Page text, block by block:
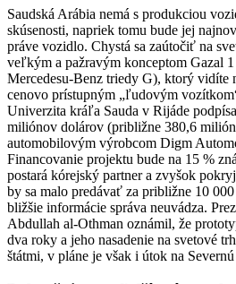
Saudská Arábia nemá s produkciou
skúsenosti, napriek tomu bude jej
práve vozidlo. Chystá sa zaútočiť na
veľkým a pažravým konceptom Gazal
Mercedesu-Benz triedy G), ktorý vidíte
cenovo prístupným „ľudovým
Univerzita kráľa Sauda v Rijáde
miliónov dolárov (približne 380,6
automobilovým výrobcom Digm
Financovanie projektu bude na 15 %
postará kórejský partner a zvyšok
by sa malo predávať za približne 10
bližšie informácie správa neuvádza.
Abdullah al-Othman oznámil, že
dva roky a jeho nasadenie na svetové
štátmi, v pláne je však i útok na